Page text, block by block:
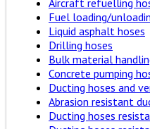
Aircraft refuelling
Fuel loading/
Liquid asphalt hoses
Drilling hoses
Bulk material
Concrete pumping
Ducting hoses and
Abrasion resistant
Ducting hoses